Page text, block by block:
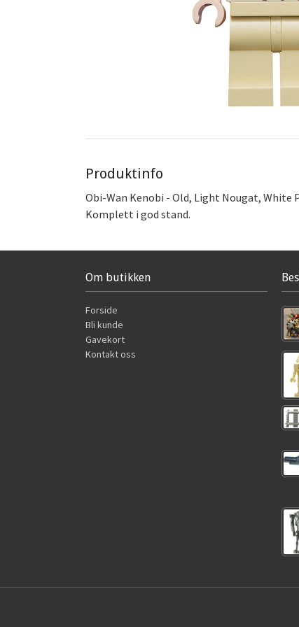
Produktinfo
Obi-Wan Kenobi - Old, Light Nougat, White
Komplett i god stand.
Om butikken
Forside
Bli kunde
Gavekort
Kontakt oss